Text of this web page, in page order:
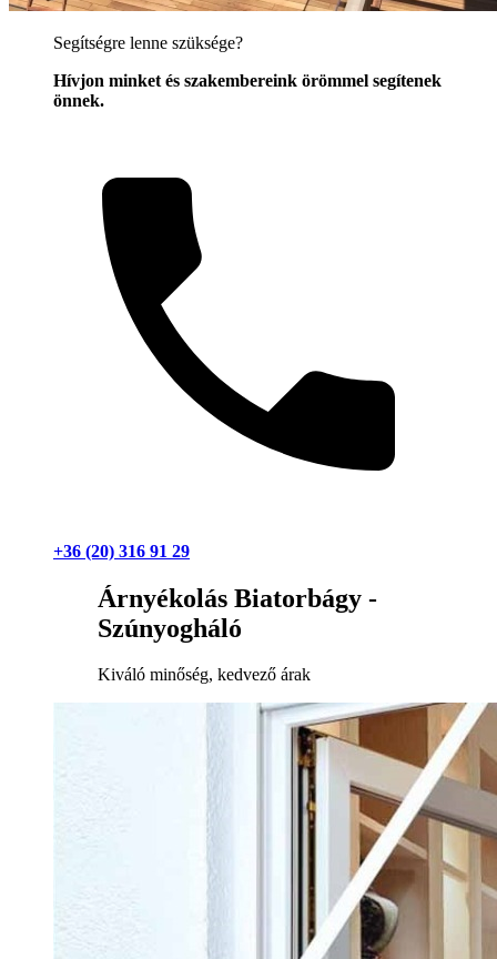
Segítségre lenne szüksége?
Hívjon minket és szakembereink örömmel segítenek
önnek.
+36 (20) 316 91 29
Árnyékolás Biatorbágy -
Szúnyogháló
Kiváló minőség, kedvező árak